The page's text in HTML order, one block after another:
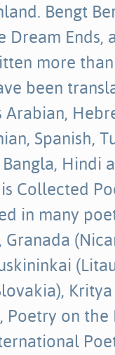
Bengt
Dream Ends,
more
been
Arabian,
Spanish,
Hindi
Collected
in many
Poetry on the